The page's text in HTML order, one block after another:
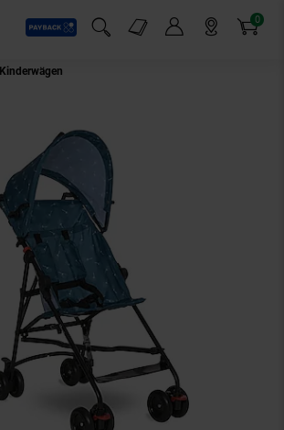
Payback
Suchfeld einblenden
Markt-Angebote 0
Artikel
Kinderwägen